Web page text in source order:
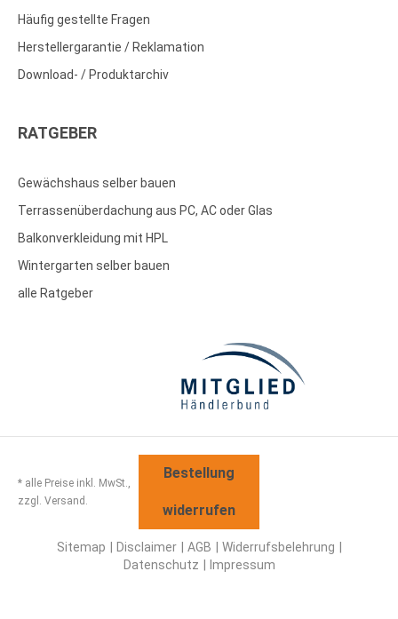
Häufig gestellte Fragen
Herstellergarantie / Reklamation
Download- / Produktarchiv
RATGEBER
Gewächshaus selber bauen
Terrassenüberdachung aus PC, AC oder Glas
Balkonverkleidung mit HPL
Wintergarten selber bauen
alle Ratgeber
* alle Preise inkl. MwSt.,
zzgl. Versand.
Bestellung
widerrufen
Sitemap Disclaimer AGB
Widerrufsbelehrung
Datenschutz
Impressum